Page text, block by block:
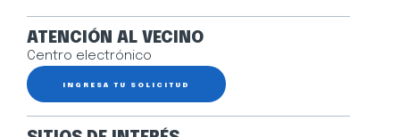
ATENCIÓN AL VECINO
Centro electrónico
INGRESA TU SOLICITUD